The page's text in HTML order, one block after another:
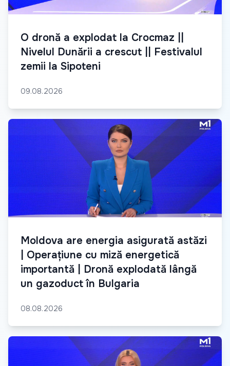
O dronă a explodat la Crocmaz ||
Nivelul Dunării a crescut || Festivalul
zemii la Sipoteni
09.08.2026
Moldova are energia asigurată astăzi
| Operațiune cu miză energetică
importantă | Dronă explodată lângă
un gazoduct în Bulgaria
08.08.2026